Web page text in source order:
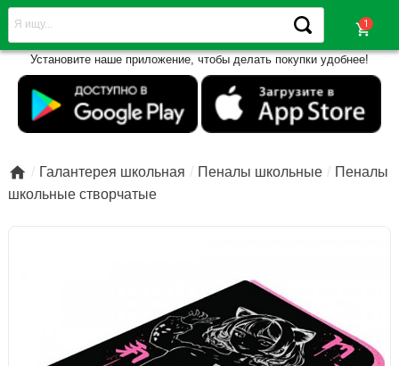
shopping_cart
Установите наше приложение, чтобы делать покупки удобнее!
 Галантерея школьная Пеналы школьные
Пеналы
школьные створчатые